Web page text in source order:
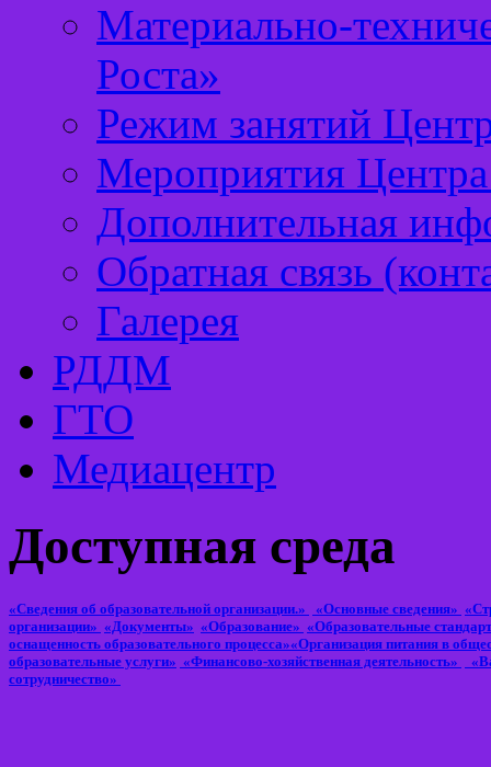
Материально-
Роста»
Режим занятий
Мероприятия
Дополнительная
Обратная связь
Галерея
РДДМ
ГТО
Медиацентр
Доступная среда
«Сведения об образовательной организации.» «Основные сведения»
организации» «Документы» «Образование» «Образовательные
оснащенность образовательного процесса»«Организация питания в
образовательные услуги» «Финансово-хозяйственная деятельность»
сотрудничество»